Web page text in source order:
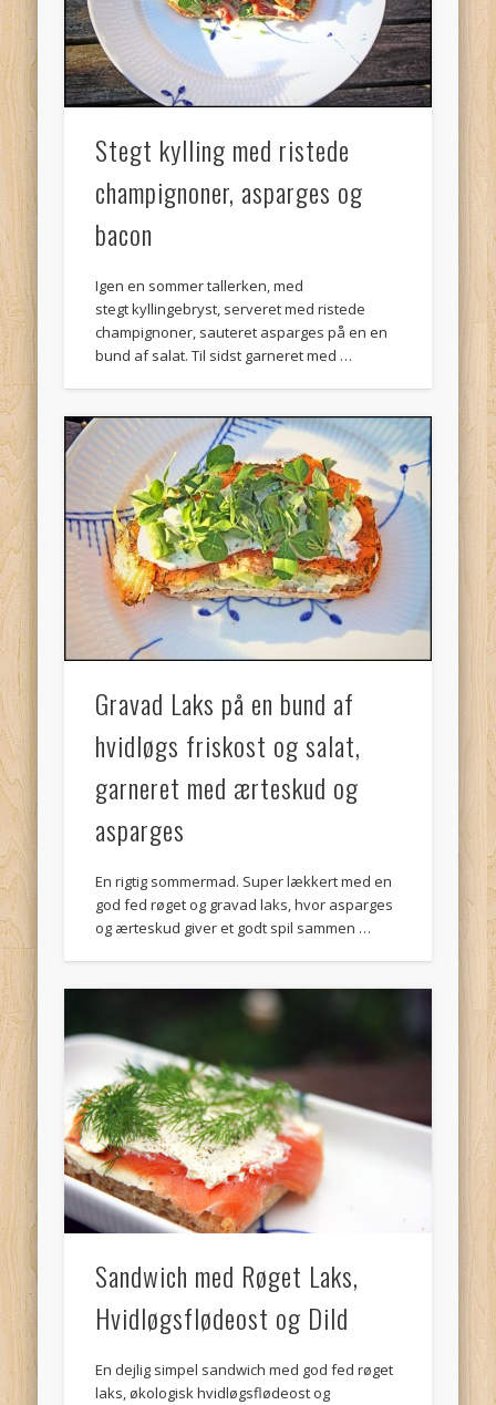
juni 2011
maj 2011(2)
januar 2011(1)
af indlæg
Kommentar-RSS
Andres sites
Brødopskrifter
Ferie Ferie Ferie
Stegt kylling med ristede
champignoner, asparges og
bacon
Igen en sommer tallerken, med
stegt kyllingebryst, serveret med ristede
champignoner, sauteret asparges på en en
bund af salat. Til sidst garneret med …
Gravad Laks på en bund af
hvidløgs friskost og salat,
garneret med ærteskud og
asparges
En rigtig sommermad. Super lækkert med en
god fed røget og gravad laks, hvor asparges
og ærteskud giver et godt spil sammen …
Sandwich med Røget Laks,
Hvidløgsflødeost og Dild
En dejlig simpel sandwich med god fed røget
laks, økologisk hvidløgsflødeost og